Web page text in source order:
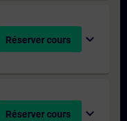
Réserver cours expand_more
Réserver cours expand_more